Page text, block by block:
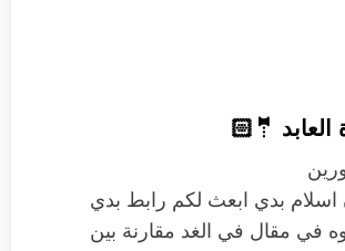
🤵🏻
اسلام ‏بدي ابعث لكم رابط بدي
في مقال في الغد مقارنة بين